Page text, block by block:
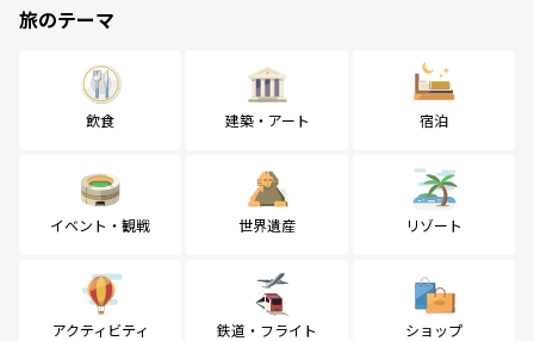
旅のテーマ
飲食 建築・アート 宿泊
イベント・観戦 世界遺産 リゾート
アクティビティ 鉄道・フライト ショップ